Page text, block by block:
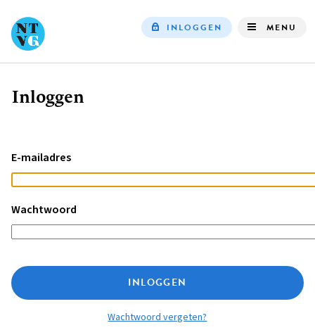
INLOGGEN MENU
Kruimelpad
Inloggen
E-mailadres
Wachtwoord
INLOGGEN
Wachtwoord vergeten?